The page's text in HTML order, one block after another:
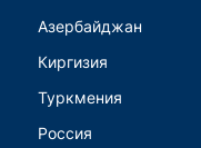
Азербайджан
Киргизия
Туркмения
Россия